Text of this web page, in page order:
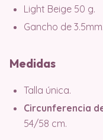
Light Beige 50 g.
Gancho de 3.5mm.
Medidas
Talla única.
Circunferencia
54/58 cm.